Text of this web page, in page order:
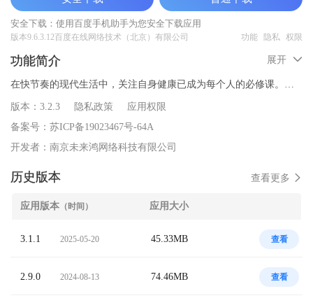
安全下载：使用百度手机助手为您安全下载应用
版本9.6.3.12百度在线网络技术（北京）有限公司 功能 隐私 权限
功能简介
在快节奏的现代生活中，关注自身健康已成为每个人的必修课。。
这款集血压记录、血糖记录与体检解读于一体的智能健康管理工
具，旨在为您打造一个全方位、便捷高效的健康管理平台。
变化趋势，及时发现异常波动。
糖管理成效，为医生复诊提供有力参考。
版本： 3.2.3 隐私政策
应用权限
备案号： 苏ICP备19023467号-64A
开发者： 南京未来鸿网络科技有限公司
展开
历史版本 查看更多
应用版本 （时间） 应用大小
3.1.1 2025-05-20 45.33MB 查看
2.9.0 2024-08-13 74.46MB 查看